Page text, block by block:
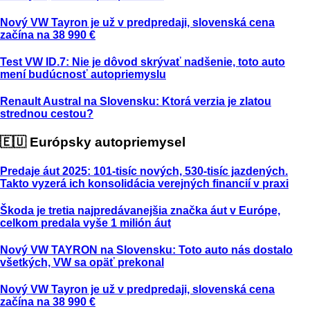
Nový VW Tayron je už v predpredaji, slovenská cena
začína na 38 990 €
Test VW ID.7: Nie je dôvod skrývať nadšenie, toto auto
mení budúcnosť autopriemyslu
Renault Austral na Slovensku: Ktorá verzia je zlatou
strednou cestou?
🇪🇺 Európsky autopriemysel
Predaje áut 2025: 101-tisíc nových, 530-tisíc jazdených.
Takto vyzerá ich konsolidácia verejných financií v praxi
Škoda je tretia najpredávanejšia značka áut v Európe,
celkom predala vyše 1 milión áut
Nový VW TAYRON na Slovensku: Toto auto nás dostalo
všetkých, VW sa opäť prekonal
Nový VW Tayron je už v predpredaji, slovenská cena
začína na 38 990 €